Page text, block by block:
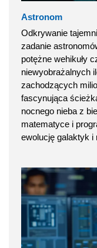
Astronom
Odkrywanie
zadanie
potężne wehikuły
niewyobrażalnych
zachodzących
fascynująca
nocnego nieba z
matematyce i
ewolucję galaktyk i